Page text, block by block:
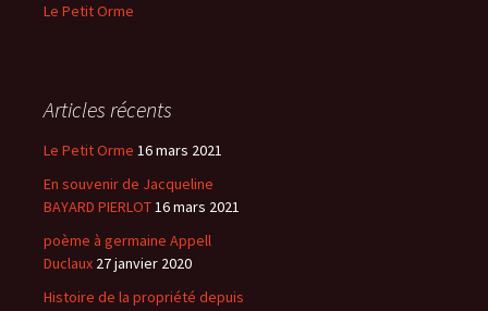
Le Petit Orme
Articles récents
Le Petit Orme 16 mars 2021
En souvenir de Jacqueline
BAYARD PIERLOT16 mars 2021
poème à germaine Appell
Duclaux 27 janvier 2020
Histoire de la propriété depuis